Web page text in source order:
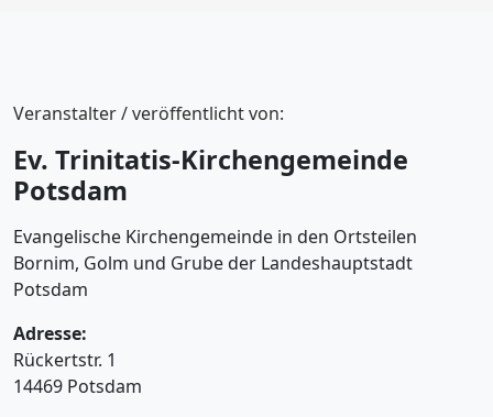
Veranstalter / veröffentlicht von:
Ev. Trinitatis-Kirchengemeinde
Potsdam
Evangelische Kirchengemeinde in den Ortsteilen
Bornim, Golm und Grube der Landeshauptstadt
Potsdam
Adresse:
Rückertstr. 1
14469 Potsdam